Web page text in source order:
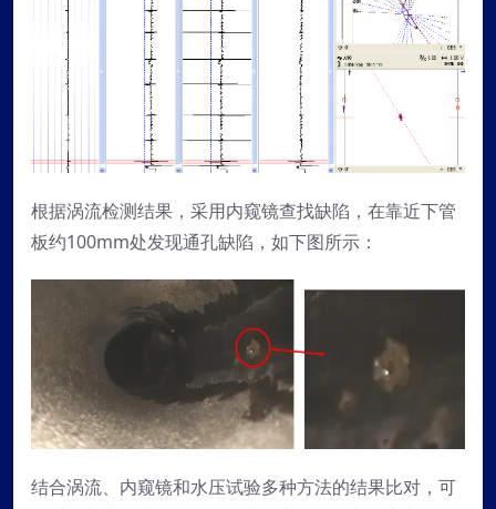
根据涡流检测结果，采用内窥镜查找缺陷，在靠近下管
板约100mm处发现通孔缺陷，如下图所示：
结合涡流、内窥镜和水压试验多种方法的结果比对，可